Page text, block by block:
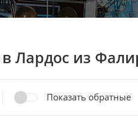
Лардос из
Показать обратные